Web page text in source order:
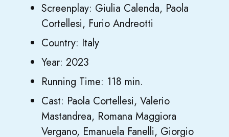
Screenplay: Giulia Calenda, Paola
Cortellesi, Furio Andreotti
Country: Italy
Year: 2023
Running Time: 118 min.
Cast: Paola Cortellesi, Valerio
Mastandrea, Romana Maggiora
Vergano, Emanuela Fanelli, Giorgio